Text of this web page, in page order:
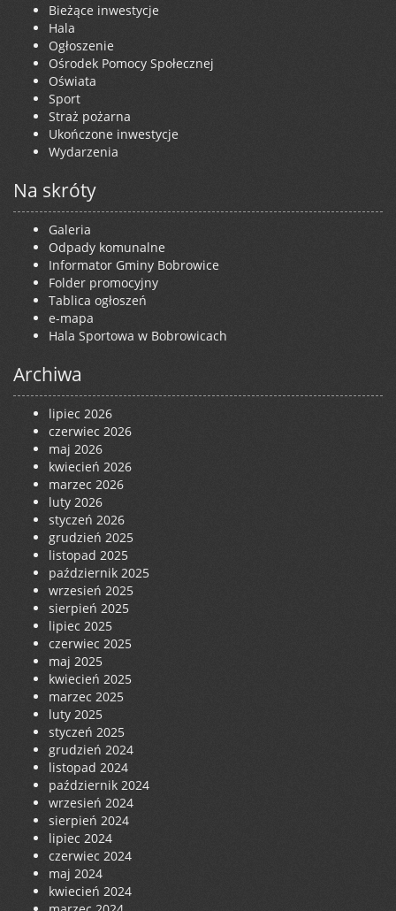
Bieżące inwestycje
Hala
Ogłoszenie
Ośrodek Pomocy Społecznej
Oświata
Sport
Straż pożarna
Ukończone inwestycje
Wydarzenia
Na skróty
Galeria
Odpady komunalne
Informator Gminy Bobrowice
Folder promocyjny
Tablica ogłoszeń
e-mapa
Hala Sportowa w Bobrowicach
Archiwa
lipiec 2026
czerwiec 2026
maj 2026
kwiecień 2026
marzec 2026
luty 2026
styczeń 2026
grudzień 2025
listopad 2025
październik 2025
wrzesień 2025
sierpień 2025
lipiec 2025
czerwiec 2025
maj 2025
kwiecień 2025
marzec 2025
luty 2025
styczeń 2025
grudzień 2024
listopad 2024
październik 2024
wrzesień 2024
sierpień 2024
lipiec 2024
czerwiec 2024
maj 2024
kwiecień 2024